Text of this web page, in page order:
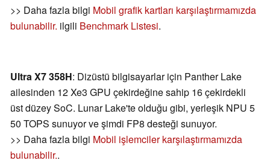
>> Daha fazla bilgi Mobil grafik kartları karşılaştırmamızda
bulunabilir. ilgili Benchmark Listesi.
Ultra X7 358H: Dizüstü bilgisayarlar için Panther Lake
ailesinden 12 Xe3 GPU çekirdeğine sahip 16 çekirdekli
üst düzey SoC. Lunar Lake'te olduğu gibi, yerleşik NPU 5
50 TOPS sunuyor ve şimdi FP8 desteği sunuyor.
>> Daha fazla bilgi Mobil işlemciler karşılaştırmamızda
bulunabilir..